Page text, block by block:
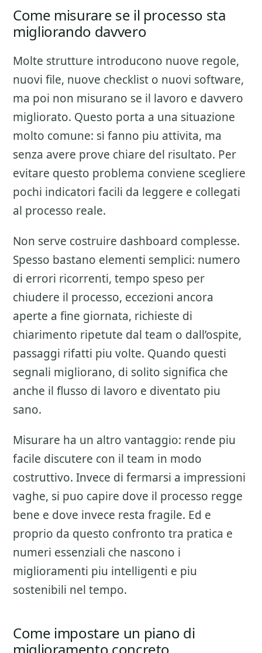
Come misurare se il processo sta
migliorando davvero
Molte strutture introducono nuove regole,
nuovi file, nuove checklist o nuovi software,
ma poi non misurano se il lavoro e davvero
migliorato. Questo porta a una situazione
molto comune: si fanno piu attivita, ma
senza avere prove chiare del risultato. Per
evitare questo problema conviene scegliere
pochi indicatori facili da leggere e collegati
al processo reale.
Non serve costruire dashboard complesse.
Spesso bastano elementi semplici: numero
di errori ricorrenti, tempo speso per
chiudere il processo, eccezioni ancora
aperte a fine giornata, richieste di
chiarimento ripetute dal team o dall’ospite,
passaggi rifatti piu volte. Quando questi
segnali migliorano, di solito significa che
anche il flusso di lavoro e diventato piu
sano.
Misurare ha un altro vantaggio: rende piu
facile discutere con il team in modo
costruttivo. Invece di fermarsi a impressioni
vaghe, si puo capire dove il processo regge
bene e dove invece resta fragile. Ed e
proprio da questo confronto tra pratica e
numeri essenziali che nascono i
miglioramenti piu intelligenti e piu
sostenibili nel tempo.
Come impostare un piano di